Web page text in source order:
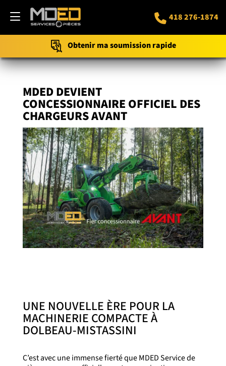
418 276-1874
Obtenir ma soumission rapide
MDED DEVIENT
CONCESSIONNAIRE OFFICIEL DES
CHARGEURS AVANT
UNE NOUVELLE ÈRE POUR LA
MACHINERIE COMPACTE À
DOLBEAU-MISTASSINI
C’est avec une immense fierté que MDED Service de